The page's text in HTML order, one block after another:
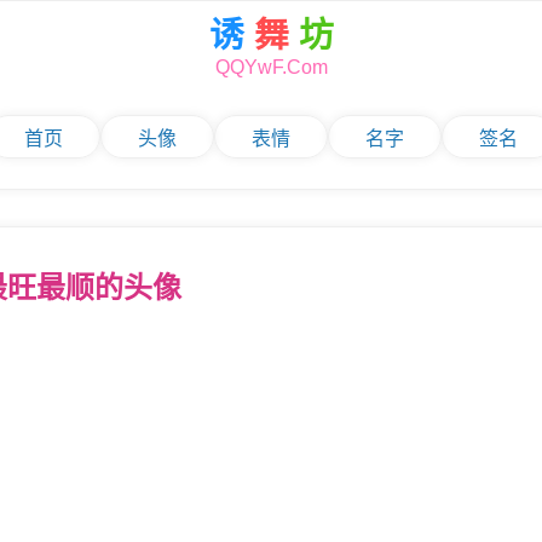
诱 舞 坊
QQYwF.Com
首页 头像 表情 名字 签名
最顺的头像